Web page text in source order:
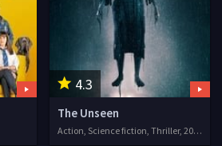
4.3
The Unseen
Action, Science fiction, Thriller, 2016